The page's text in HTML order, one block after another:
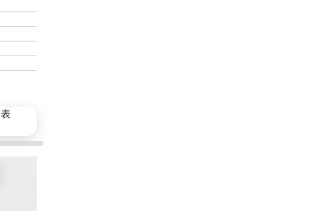
入りに追加